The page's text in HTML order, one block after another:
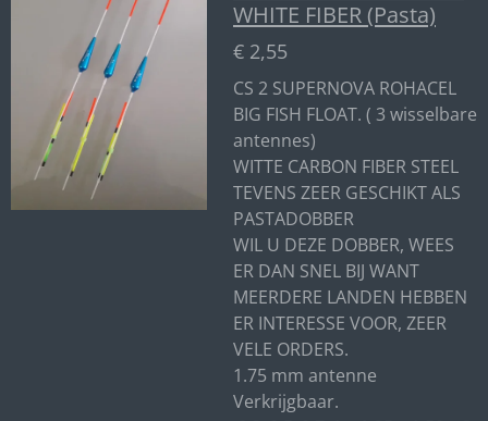
WHITE FIBER (Pasta)
€ 2,55
CS 2 SUPERNOVA ROHACEL
BIG FISH FLOAT. ( 3 wisselbare
antennes)
WITTE CARBON FIBER STEEL
TEVENS ZEER GESCHIKT ALS
PASTADOBBER
WIL U DEZE DOBBER, WEES
ER DAN SNEL BIJ WANT
MEERDERE LANDEN HEBBEN
ER INTERESSE VOOR, ZEER
VELE ORDERS.
1.75 mm antenne
Verkrijgbaar.